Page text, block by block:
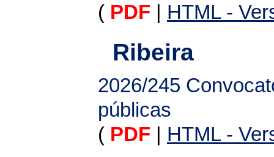
( PDF HTML -
Ribeira
2026/245
públicas
( PDF HTML -